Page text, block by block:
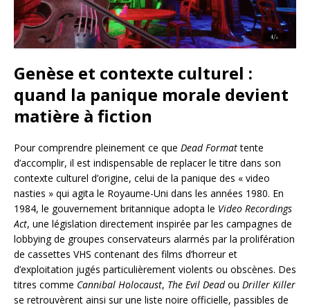
Genèse et contexte culturel :
quand la panique morale devient
matière à fiction
Pour comprendre pleinement ce que Dead Formattente
d’accomplir, il est indispensable de replacer le titre dans son
contexte culturel d’origine, celui de la panique des « video
nasties » qui agita le Royaume-Uni dans les années 1980. En
1984, le gouvernement britannique adopta le Video Recordings
Act, une législation directement inspirée par les campagnes de
lobbying de groupes conservateurs alarmés par la prolifération
de cassettes VHS contenant des films d’horreur et
d’exploitation jugés particulièrement violents ou obscènes. Des
titres comme Cannibal Holocaust, The Evil Deadou Driller Killer
se retrouvèrent ainsi sur une liste noire officielle, passibles de